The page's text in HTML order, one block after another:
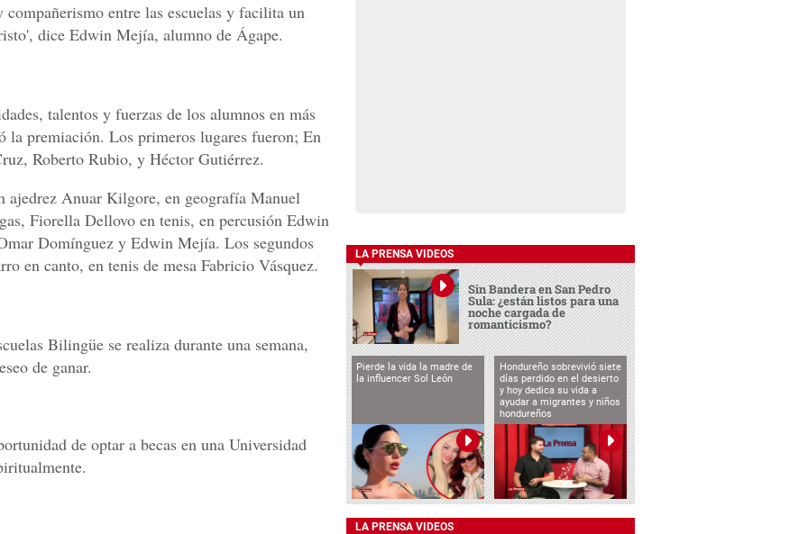
entre las escuelas y facilita un
dice Edwin Mejía, alumno de Ágape.
talentos y fuerzas de los alumnos en más
la premiación. Los primeros lugares fueron; En
Roberto Rubio, y Héctor Gutiérrez.
ajedrez Anuar Kilgore, en geografía Manuel
Fiorella Dellovo en tenis, en percusión Edwin
Domínguez y Edwin Mejía. Los segundos
en canto, en tenis de mesa Fabricio Vásquez.
Bilingüe se realiza durante una semana,
de ganar.
de optar a becas en una Universidad
LA PRENSA VIDEOS
Sin Bandera en San Pedro
Sula: ¿están listos para una
noche cargada de
romanticismo?
Pierde la vida la madre de
la influencer Sol León
Hondureño sobrevivió siete
días perdido en el desierto
y hoy dedica su vida a
ayudar a migrantes y niños
hondureños
LA PRENSA VIDEOS